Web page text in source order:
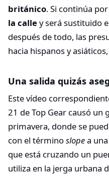
británico. Si continúa
la calley será sustituido
después de todo, las
hacia hispanos y
Una salida quizás
Este vídeo
21 de Top Gear causó un
primavera, donde se
con el términoslopea
que está cruzando un
utiliza en la jerga urbana